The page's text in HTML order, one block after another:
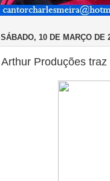
SÁBADO, 10 DE MARÇO DE
Arthur Produções traz